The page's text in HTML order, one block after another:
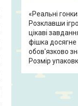
«Реальні
Розклавши
цікаві
фішка досягне
обов'язково
Розмір